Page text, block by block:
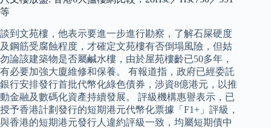
等
談到文苑樓，他表示要進一步進行勘察，了解石屎硬度
及鋼筋受腐蝕程度，才確定文苑樓有否倒塌風險，但姑
勿論該建築物是否屬鹹水樓，由於屋苑樓齡已50多年，
有必要加強大廈維修和保養。 有報道指，政府已經委託
銀行安排發行首批代幣化綠色債券，涉資8億港元，以推
動金融及數碼化資產持續發展。 評級機構惠譽表示，已
授予香港計劃發行的短期港元代幣化票據「F1+」評級，
與香港的短期港元發行人違約評級一致，均屬短期債中